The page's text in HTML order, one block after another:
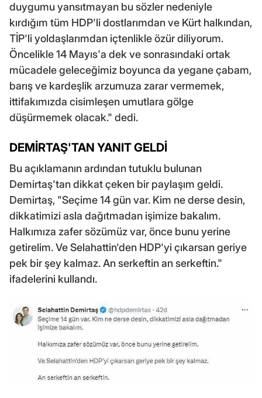
duygumu yansıtmayan bu sözler nedeniyle
kırdığım tüm HDP'li dostlarımdan ve Kürt halkından,
TİP'li yoldaşlarımdan içtenlikle özür diliyorum.
Öncelikle 14 Mayıs'a dek ve sonrasındaki ortak
mücadele geleceğimiz boyunca da yegane çabam,
barış ve kardeşlik arzumuza zarar vermemek,
ittifakımızda cisimleşen umutlara gölge
düşürmemek olacak." dedi.
DEMİRTAŞ'TAN YANIT GELDİ
Bu açıklamanın ardından tutuklu bulunan
Demirtaş'tan dikkat çeken bir paylaşım geldi.
Demirtaş, "Seçime 14 gün var. Kim ne derse desin,
dikkatimizi asla dağıtmadan işimize bakalım.
Halkımıza zafer sözümüz var, önce bunu yerine
getirelim. Ve Selahattin'den HDP'yi çıkarsan geriye
pek bir şey kalmaz. An serkeftin an serkeftin."
ifadelerini kullandı.